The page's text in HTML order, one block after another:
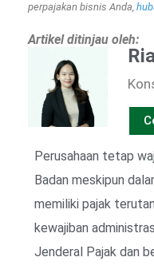
perpajakan bisnis Anda,
Artikel ditinjau oleh:
Perusahaan tetap
Badan meskipun
memiliki pajak
kewajiban
Jenderal Pajak dan